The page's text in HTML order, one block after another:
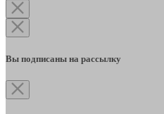
Вы подписаны на рассылку